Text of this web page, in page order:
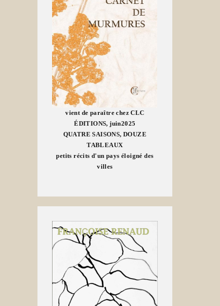
vient de paraître chez CLC
ÉDITIONS, juin2025
QUATRE SAISONS, DOUZE
TABLEAUX
petits récits d'un pays éloigné des
villes